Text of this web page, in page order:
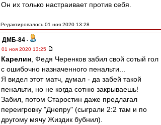
Он их только настраивает против себя.
Редактировалось 01 ноя 2020 13:28
ДМБ-84 -
01 ноя 2020 13:25
Карелин , Федя Черенков забил свой сотый гол
с ошибочно назначенного пенальти...
Я видел этот матч, думал - да забей такой
пенальти, но не когда сотню закрываешь!
Забил, потом Старостин даже предлагал
переигровку "Днепру" (сыграли 2:2 там и по
другому мячу Жиздик бубнил).